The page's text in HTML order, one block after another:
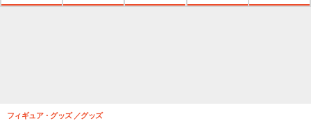
フィギュア・グッズ グッズ